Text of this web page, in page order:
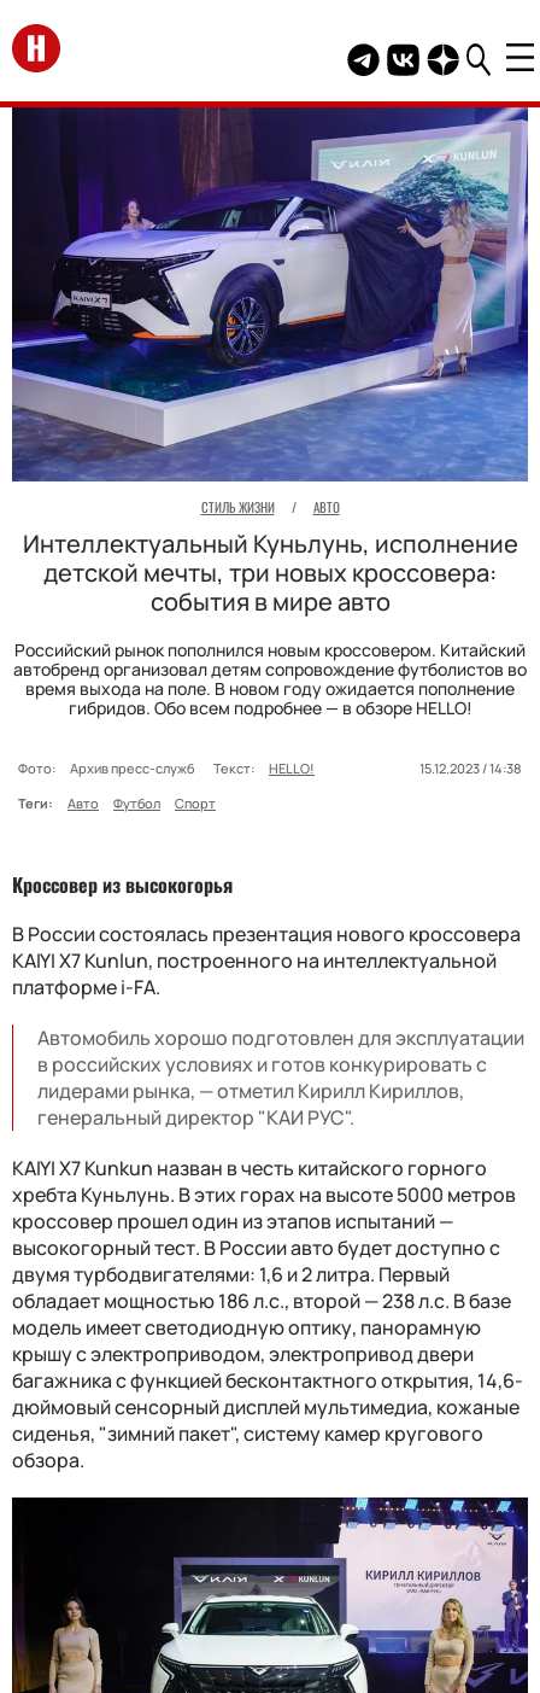
Перейти на главную
Telegram канал
Группа HELLO
Канал
СТИЛЬ ЖИЗНИ / АВТО
Интеллектуальный Куньлунь, исполнение
детской мечты, три новых кроссовера:
события в мире авто
Российский рынок пополнился новым кроссовером. Китайский
автобренд организовал детям сопровождение футболистов во
время выхода на поле. В новом году ожидается пополнение
гибридов. Обо всем подробнее — в обзоре HELLO!
Фото: Архив пресс-служб Текст: HELLO!
15.12.2023 / 14:38
Теги:
Авто Футбол Спорт
Кроссовер из высокогорья
В России состоялась презентация нового кроссовера
KAIYI X7 Kunlun, построенного на интеллектуальной
платформеi-FA.
Автомобиль хорошо подготовлен для эксплуатации
в российских условиях и готов конкурировать с
лидерами рынка, — отметил Кирилл Кириллов,
генеральный директор "КАИ РУС".
KAIYI X7 Kunkun назван в честь китайского горного
хребта Куньлунь. В этих горах на высоте 5000 метров
кроссовер прошел один из этапов испытаний —
высокогорный тест. В России авто будет доступно с
двумя турбодвигателями: 1,6 и 2 литра. Первый
обладает мощностью 186 л.с., второй — 238 л.с. В базе
модель имеет светодиодную оптику, панорамную
крышу с электроприводом, электропривод двери
багажника с функцией бесконтактного открытия, 14,6-
дюймовый сенсорный дисплей мультимедиа, кожаные
сиденья, "зимний пакет", систему камер кругового
обзора.